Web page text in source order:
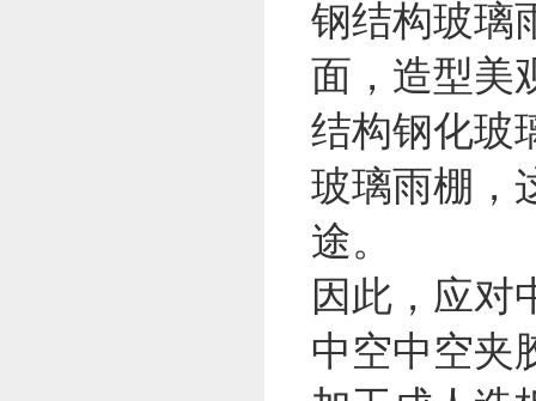
钢结构玻璃
面，造型美
结构钢化玻
玻璃雨棚，
途。
因此，应对
中空中空夹